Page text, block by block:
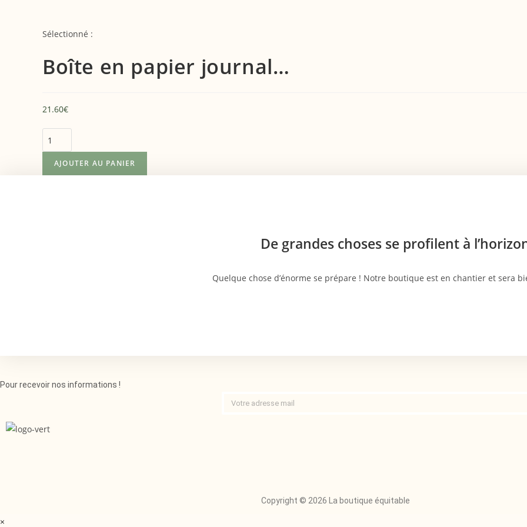
Sélectionné :
Boîte en papier journal…
21.60€
AJOUTER AU PANIER
De grandes choses se profilent à
Quelque chose d’énorme se prépare ! Notre boutique est en chantier et sera
Pour recevoir nos informations !
Copyright © 2026 La boutique équitable
×